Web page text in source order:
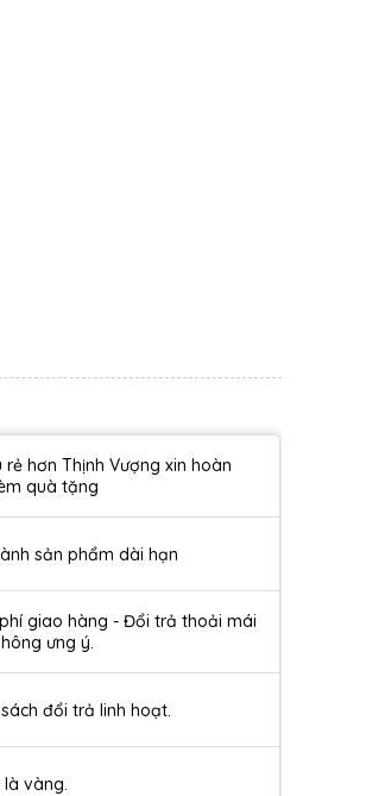
rẻ hơn Thịnh Vượng xin hoàn
quà tặng
sản phẩm dài hạn
giao hàng - Đổi trả thoải mái
ưng ý.
đổi trả linh hoạt.
là vàng.